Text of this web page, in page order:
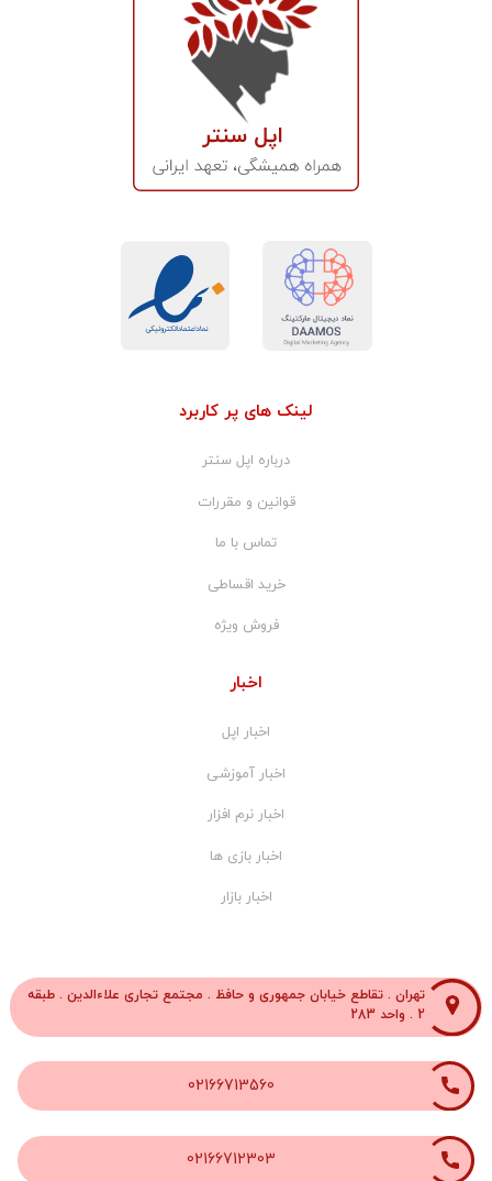
لینک های پر کاربرد
درباره اپل سنتر
قوانین و مقررات
تماس با ما
خرید اقساطی
فروش ویژه
اخبار
اخبار اپل
اخبار آموزشی
اخبار نرم افزار
اخبار بازی ها
اخبار بازار
تهران . تقاطع خیابان جمهوری و حافظ . مجتمع تجاری علاءالدین . طبقه
2 . واحد 283
02166713560
02166712303